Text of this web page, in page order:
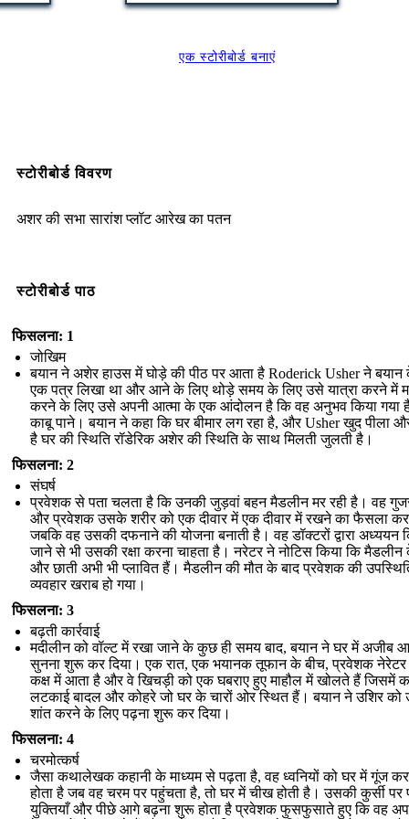
एक स्टोरीबोर्ड बनाएं
स्टोरीबोर्ड विवरण
अशर की सभा सारांश प्लॉट आरेख का पतन
स्टोरीबोर्ड पाठ
फिसलना: 1
जोखिम
बयान ने अशेर हाउस में घोड़े की पीठ पर आता है Roderick Usher ने बयान
एक पत्र लिखा था और आने के लिए थोड़े समय के लिए उसे यात्रा करने में
करने के लिए उसे अपनी आत्मा के एक आंदोलन है कि वह अनुभव किया गया
काबू पाने। बयान ने कहा कि घर बीमार लग रहा है, और Usher खुद पीला और
है घर की स्थिति रॉडेरिक अशेर की स्थिति के साथ मिलती जुलती है।
फिसलना: 2
संघर्ष
प्रवेशक से पता चलता है कि उनकी जुड़वां बहन मैडलीन मर रही है। वह
और प्रवेशक उसके शरीर को एक दीवार में एक दीवार में रखने का फैसला
जबकि वह उसकी दफनाने की योजना बनाती है। वह डॉक्टरों द्वारा अध्ययन
जाने से भी उसकी रक्षा करना चाहता है। नरेटर ने नोटिस किया कि
और छाती अभी भी प्लावित हैं। मैडलीन की मौत के बाद प्रवेशक की
व्यवहार खराब हो गया।
फिसलना: 3
बढ़ती कार्रवाई
मदीलीन को वॉल्ट में रखा जाने के कुछ ही समय बाद, बयान ने घर में अजीब
सुनना शुरू कर दिया। एक रात, एक भयानक तूफान के बीच, प्रवेशक
कक्ष में आता है और वे खिचड़ी को एक घबराए हुए माहौल में खोलते हैं जिसमें
लटकाई बादल और कोहरे जो घर के चारों ओर स्थित हैं। बयान ने उशिर को
शांत करने के लिए पढ़ना शुरू कर दिया।
फिसलना: 4
चरमोत्कर्ष
जैसा कथालेखक कहानी के माध्यम से पढ़ता है, वह ध्वनियों को घर में गूंज
होता है जब वह चरम पर पहुंचता है, तो घर में चीख होती है। उसकी कुर्सी
युक्तियाँ और पीछे आगे बढ़ना शुरू होता है प्रवेशक फुसफुसाते हुए कि वह